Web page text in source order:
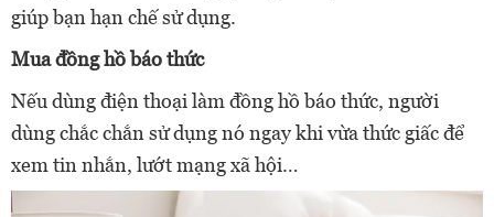
giúp bạn hạn chế sử dụng.
Mua đồng hồ báo thức
Nếu dùng điện thoại làm đồng hồ báo thức, người
dùng chắc chắn sử dụng nó ngay khi vừa thức giấc để
xem tin nhắn, lướt mạng xã hội…